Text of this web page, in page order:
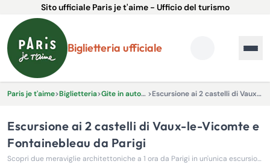
Sito ufficiale Paris je t'aime - Ufficio del turismo
Biglietteria ufficiale
Paris je t'aime>Biglietteria> Gite in autobus ed escursioni > Escursione ai 2 castelli di Vaux-le-Vicomte e Fontainebleau da Parigi
Escursione ai 2 castelli di Vaux-le-Vicomte e
Fontainebleau da Parigi
Scopri due meraviglie architettoniche a 1 ora da Parigi in un'unica escursione!